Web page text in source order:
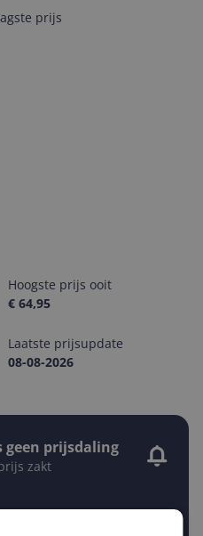
prijs
Hoogste prijs ooit
€ 64,95
Laatste prijsupdate
08-08-2026
geen prijsdaling
zakt